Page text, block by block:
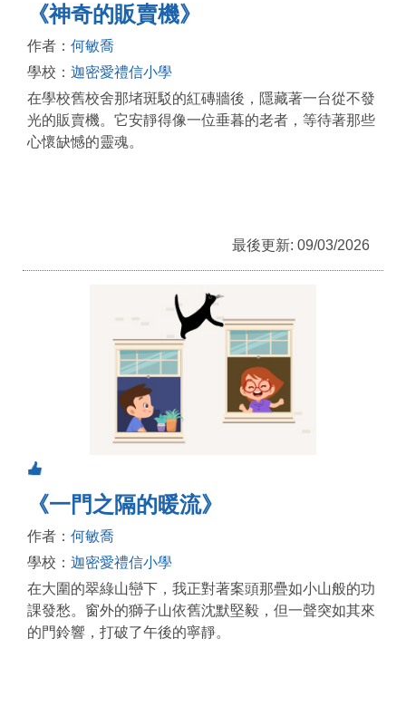
《神奇的販賣機》
作者： 何敏喬
學校： 迦密愛禮信小學
在學校舊校舍那堵斑駁的紅磚牆後，隱藏著一台從不發
光的販賣機。它安靜得像一位垂暮的老者，等待著那些
心懷缺憾的靈魂。
最後更新: 09/03/2026
《一門之隔的暖流》
作者： 何敏喬
學校： 迦密愛禮信小學
在大圍的翠綠山巒下，我正對著案頭那疊如小山般的功
課發愁。窗外的獅子山依舊沈默堅毅，但一聲突如其來
的門鈴響，打破了午後的寧靜。